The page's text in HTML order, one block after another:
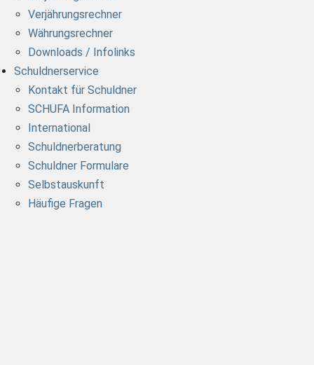
Verjährungsrechner
Währungsrechner
Downloads / Infolinks
Schuldnerservice
Kontakt für Schuldner
SCHUFA Information
International
Schuldnerberatung
Schuldner Formulare
Selbstauskunft
Häufige Fragen